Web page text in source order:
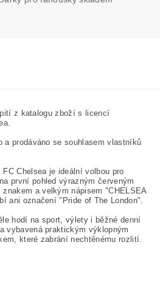
z katalogu zboží s licencí
a prodáváno se souhlasem vlastníků
Chelsea je ideální volbou pro
první pohled výrazným červeným
a velkým nápisem "CHELSEA
ani označení "Pride of The London".
hodí na sport, výlety i běžné denní
vybavená praktickým výklopným
které zabrání nechtěnému rozlití.